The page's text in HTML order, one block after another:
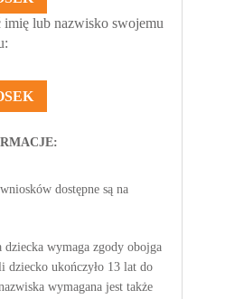
imię lub nazwisko swojemu
dostępne są na
dziecka wymaga zgody obojga
dziecko ukończyło 13 lat do
wymagana jest także